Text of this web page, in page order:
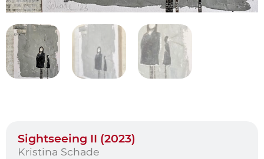
Sightseeing II (2023)
Kristina Schade